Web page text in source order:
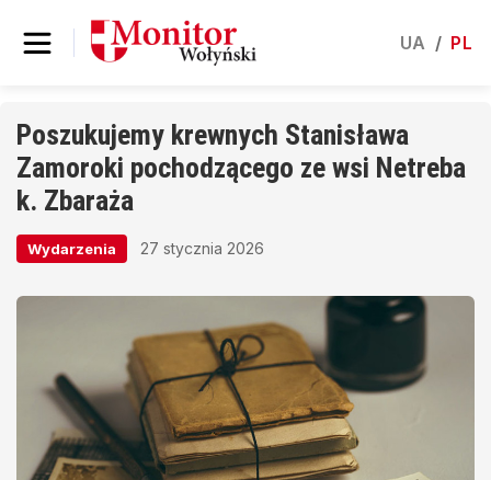
UA / PL
Poszukujemy krewnych Stanisława
Zamoroki pochodzącego ze wsi Netreba
k. Zbaraża
Wydarzenia 27 stycznia 2026